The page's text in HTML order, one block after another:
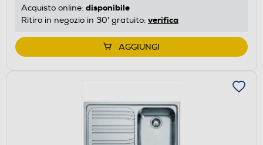
Acquisto online: disponibile
Ritiro in negozio in 30' gratuito: verifica
AGGIUNGI